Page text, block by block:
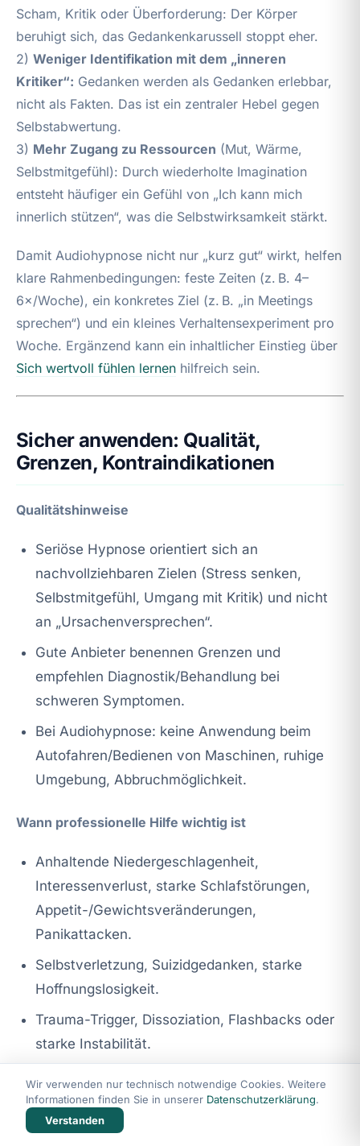
Scham, Kritik oder Überforderung: Der Körper
beruhigt sich, das Gedankenkarussell stoppt eher.
2) Weniger Identifikation mit dem „inneren
Kritiker“: Gedanken werden als Gedanken erlebbar,
nicht als Fakten. Das ist ein zentraler Hebel gegen
Selbstabwertung.
3) Mehr Zugang zu Ressourcen (Mut, Wärme,
Selbstmitgefühl): Durch wiederholte Imagination
entsteht häufiger ein Gefühl von „Ich kann mich
innerlich stützen“, was die Selbstwirksamkeit stärkt.
Damit Audiohypnose nicht nur „kurz gut“ wirkt, helfen
klare Rahmenbedingungen: feste Zeiten (z. B. 4–
6×/Woche), ein konkretes Ziel (z. B. „in Meetings
sprechen“) und ein kleines Verhaltensexperiment pro
Woche. Ergänzend kann ein inhaltlicher Einstieg über
Sich wertvoll fühlen lernen hilfreich sein.
Sicher anwenden: Qualität,
Grenzen, Kontraindikationen
Qualitätshinweise
Seriöse Hypnose orientiert sich an
nachvollziehbaren Zielen (Stress senken,
Selbstmitgefühl, Umgang mit Kritik) und nicht
an „Ursachenversprechen“.
Gute Anbieter benennen Grenzen und
empfehlen Diagnostik/Behandlung bei
schweren Symptomen.
Bei Audiohypnose: keine Anwendung beim
Autofahren/Bedienen von Maschinen, ruhige
Umgebung, Abbruchmöglichkeit.
Wann professionelle Hilfe wichtig ist
Anhaltende Niedergeschlagenheit,
Interessenverlust, starke Schlafstörungen,
Appetit-/Gewichtsveränderungen,
Panikattacken.
Selbstverletzung, Suizidgedanken, starke
Hoffnungslosigkeit.
Trauma-Trigger, Dissoziation, Flashbacks oder
starke Instabilität.
einschränkt (Arbeit, Beziehung, Sexualität,
soziale Teilhabe).
Wir verwenden nur technisch notwendige Cookies. Weitere
Informationen finden Sie in unserer Datenschutzerklärung.
Verstanden